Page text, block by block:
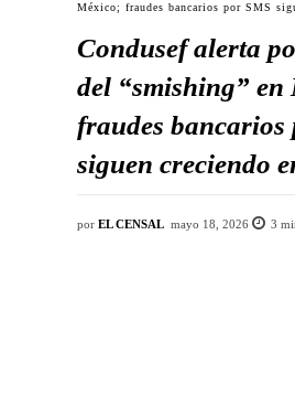
México; fraudes bancarios por SMS
Condusef alerta
del “smishing” en
fraudes bancarios
siguen creciendo
por EL CENSAL mayo 18, 2026 3